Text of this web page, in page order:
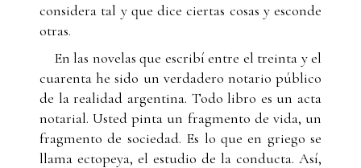
considera tal y que dice ciertas cosas y esconde
otras.
En las novelas que escribí entre el treinta y el
cuarenta he sido un verdadero notario público
de la realidad argentina. Todo libro es un acta
notarial. Usted pinta un fragmento de vida, un
fragmento de sociedad. Es lo que en griego se
llama ectopeya, el estudio de la conducta. Así,